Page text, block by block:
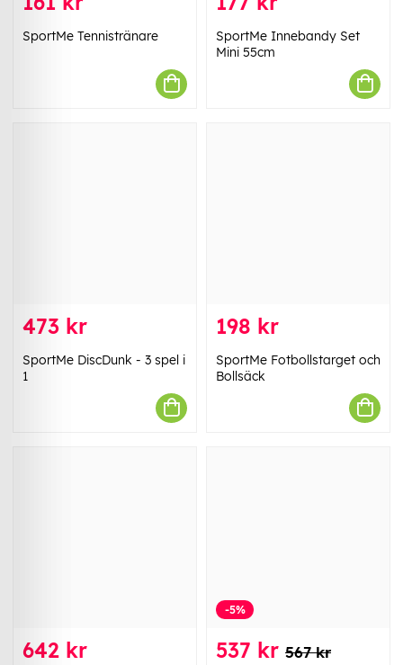
SportMe Tennistränare
SportMe Innebandy Set
Mini 55cm
473 kr
SportMe DiscDunk - 3 spel i
1
198 kr
SportMe Fotbollstarget och
Bollsäck
642 kr
-5%
537 kr 567 kr